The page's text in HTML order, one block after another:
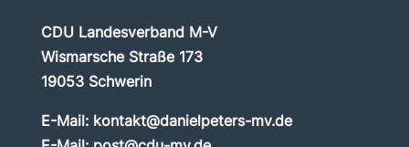
CDU Landesverband M-V
Wismarsche Straße 173
19053 Schwerin
E-Mail: kontakt@danielpeters-mv.de